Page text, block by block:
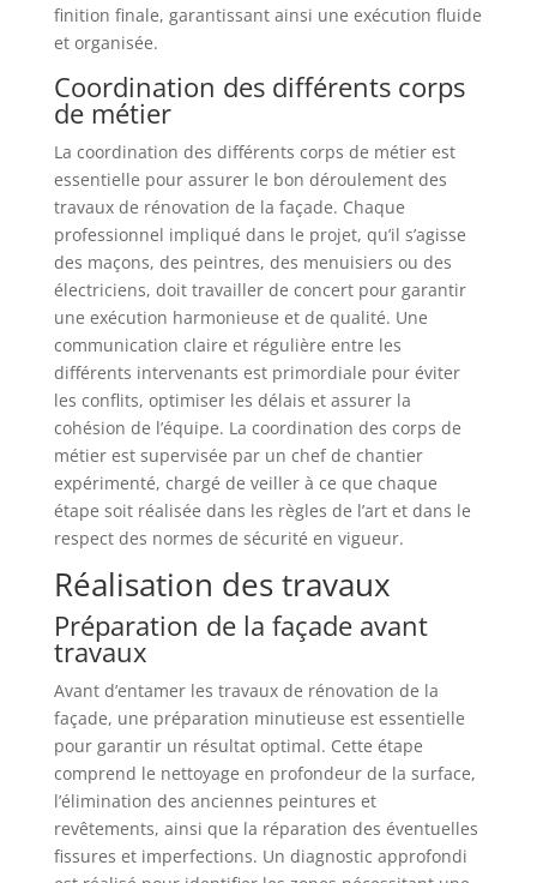
finition finale, garantissant ainsi une exécution fluide
et organisée.
Coordination des différents corps
de métier
La coordination des différents corps de métier est
essentielle pour assurer le bon déroulement des
travaux de rénovation de la façade. Chaque
professionnel impliqué dans le projet, qu’il s’agisse
des maçons, des peintres, des menuisiers ou des
électriciens, doit travailler de concert pour garantir
une exécution harmonieuse et de qualité. Une
communication claire et régulière entre les
différents intervenants est primordiale pour éviter
les conflits, optimiser les délais et assurer la
cohésion de l’équipe. La coordination des corps de
métier est supervisée par un chef de chantier
expérimenté, chargé de veiller à ce que chaque
étape soit réalisée dans les règles de l’art et dans le
respect des normes de sécurité en vigueur.
Réalisation des travaux
Préparation de la façade avant
travaux
Avant d’entamer les travaux de rénovation de la
façade, une préparation minutieuse est essentielle
pour garantir un résultat optimal. Cette étape
comprend le nettoyage en profondeur de la surface,
l’élimination des anciennes peintures et
revêtements, ainsi que la réparation des éventuelles
fissures et imperfections. Un diagnostic approfondi